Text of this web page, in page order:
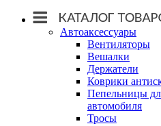
Автоаксессуары
Вентиляторы
Вешалки
Держатели
Коврики
Пепельницы
автомобиля
Тросы